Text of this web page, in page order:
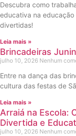
Descubra como
educativa na educação
divertidas!
Leia mais »
Brincadeiras
julho 10, 2026 Nenhum
Entre na dança das
cultura das festas de
Leia mais »
Arraiá na Escola:
Divertida e
julho 10, 2026 Nenhum